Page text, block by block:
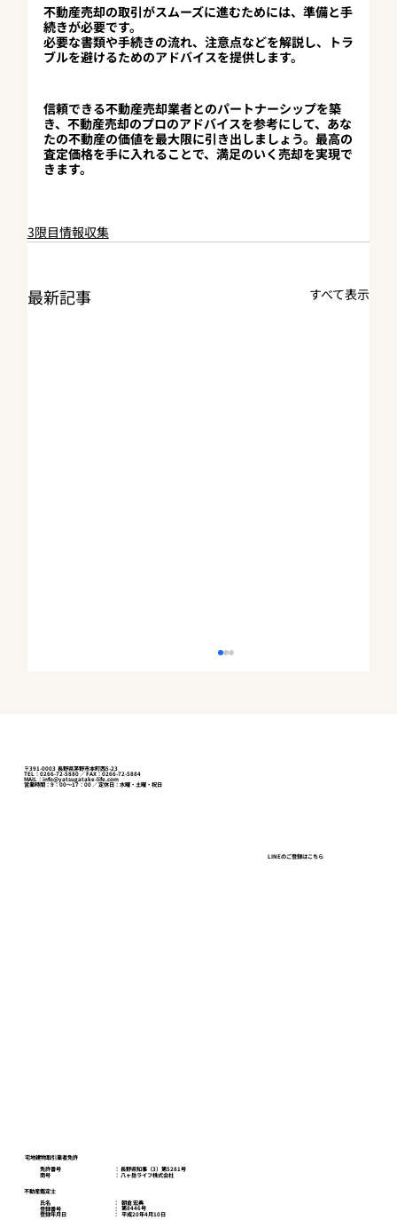
不動産売却の取引がスムーズに進むためには、準備と手
続きが必要です。
必要な書類や手続きの流れ、注意点などを解説し、トラ
ブルを避けるためのアドバイスを提供します。
信頼できる不動産売却業者とのパートナーシップを築
き、不動産売却のプロのアドバイスを参考にして、あな
たの不動産の価値を最大限に引き出しましょう。最高の
査定価格を手に入れることで、満足のいく売却を実現で
きます。
3限目情報収集
最新記事 すべて表示
ガラガラの百貨店、建ちすぎるオフィ
宅地建物取引業者免許
免許番号
​： 長野県知事（3）第5281号
商号 ​： 八ヶ岳ライフ株式会社
不動産鑑定士
氏名
朝倉 宏典
：
登録番号 第8446号
：
登録年月日 平成20年4月10日
：
〒391-0003 長野県茅野市本町西5-23
TEL：0266-72-5880 ／ FAX：0266-72-5884
MAIL：info@yatsugatake-life.com
営業時間：9：00～17：00 ／ 定休日：水曜・土曜・祝日
LINEのご登録はこちら